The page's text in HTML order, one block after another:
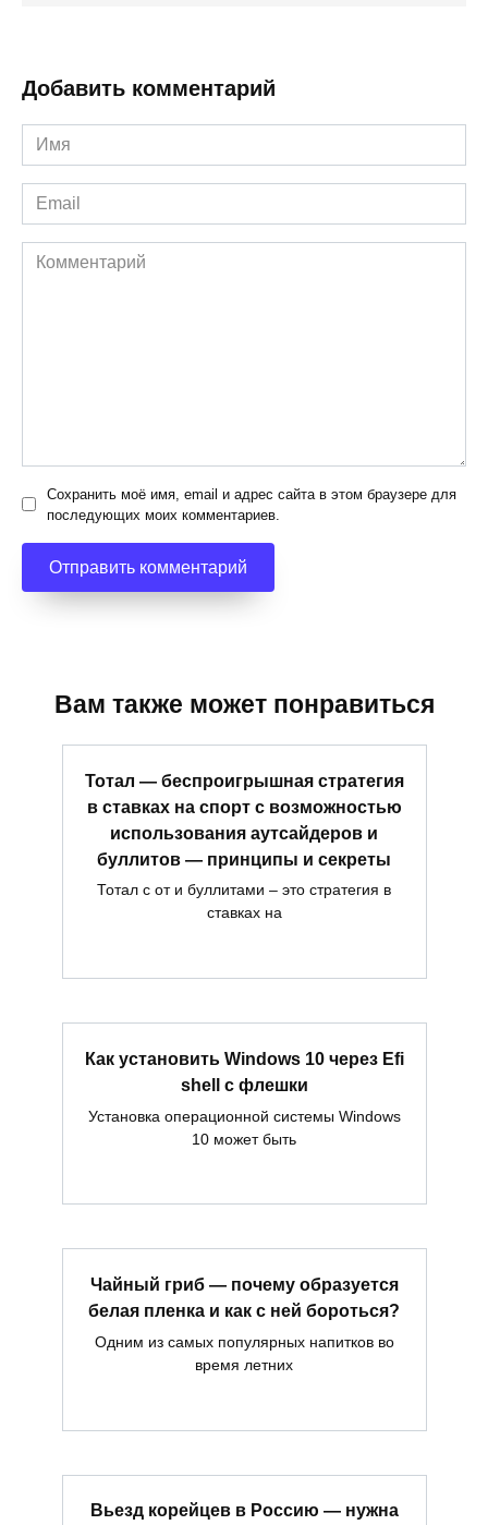
Добавить комментарий
Имя
*
Email
*
Комментарий
Сохранить моё имя, email и адрес сайта в этом браузере для
последующих моих комментариев.
Вам также может понравиться
Тотал — беспроигрышная стратегия
в ставках на спорт с возможностью
использования аутсайдеров и
буллитов — принципы и секреты
Тотал с от и буллитами – это стратегия в
ставках на
Как установить Windows 10 через Efi
shell с флешки
Установка операционной системы Windows
10 может быть
Чайный гриб — почему образуется
белая пленка и как с ней бороться?
Одним из самых популярных напитков во
время летних
Вьезд корейцев в Россию — нужна